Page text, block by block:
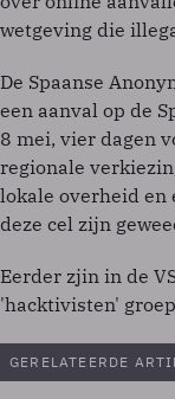
wetgeving die
De Spaanse
een aanval op de
8 mei, vier dagen
regionale
lokale overheid en
deze cel zijn
Eerder zjin in de
'hacktivisten'
GERELATEERDE